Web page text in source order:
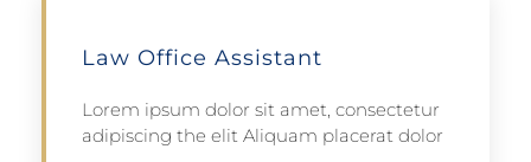
Law Office Assistant
Lorem ipsum dolor sit amet, consectetur
adipiscing the elit Aliquam placerat dolor